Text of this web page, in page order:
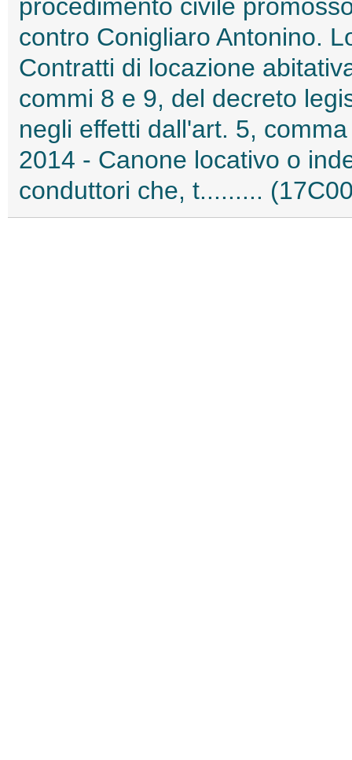
procedimento civile
contro Conigliaro Antonino.
Contratti di locazione
commi 8 e 9, del decreto
negli effetti dall'art. 5,
2014 - Canone locativo o
conduttori che, t.........